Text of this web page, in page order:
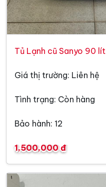
Tủ Lạnh cũ Sanyo 90 lít
Giá thị trường: Liên hệ
Tình trạng: Còn hàng
Bảo hành: 12
1,500,000 đ